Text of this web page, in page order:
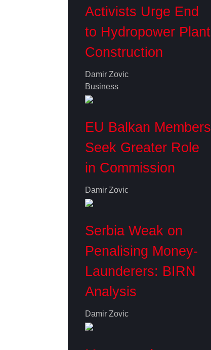
Activists Urge End
to Hydropower Plant
Construction
Damir Zovic
Business
EU Balkan Members
Seek Greater Role
in Commission
Damir Zovic
Serbia Weak on
Penalising Money-
Launderers: BIRN
Analysis
Damir Zovic